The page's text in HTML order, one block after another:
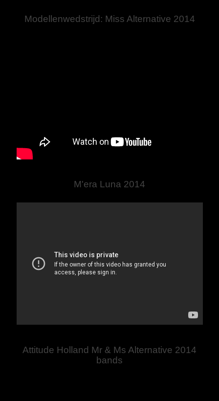
Modellenwedstrijd: Miss Alternative 2014
M'era Luna 2014
Attitude Holland Mr & Ms Alternative 2014
bands